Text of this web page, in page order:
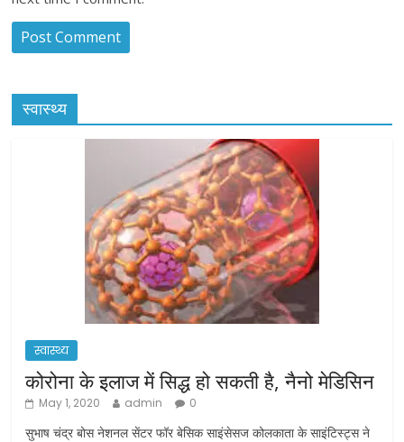
स्वास्थ्य
स्वास्थ्य
कोरोना के इलाज में सिद्ध हो सकती है, नैनो मेडिसिन
May 1, 2020 admin 0
सुभाष चंद्र बोस नेशनल सेंटर फॉर बेसिक साइंसेसज कोलकाता के साइंटिस्ट्स ने